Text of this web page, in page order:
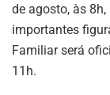
de agosto, às
importantes
Familiar será
11h.